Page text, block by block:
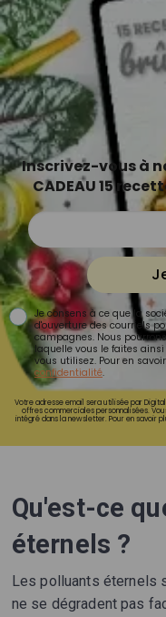
Inscrivez-vous à
CADEAU 15
Je consens à ce que la
d'ouverture des courriels
campagnes. Nous
laquelle vous le faites
vous utilisez. Pour en
confidentialité.
Votre adresse email sera utilisée par
offres commerciales personnalisées.
intégré dans la newsletter. Pour en savoir
Qu'est-ce
éternels ?
Les polluants éternels
ne se dégradent pas